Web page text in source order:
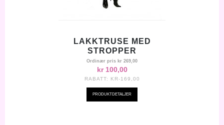
LAKKTRUSE MED
STROPPER
Ordinær pris kr 269,00
kr 100,00
RABATT: KR-169,00
PRODUKTDETALJER